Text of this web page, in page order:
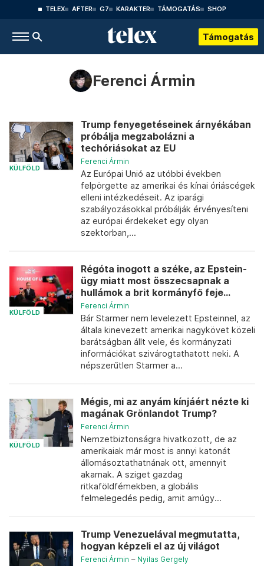
TELEX AFTER G7 KARAKTER TÁMOGATÁS SHOP
Támogatás
Ferenci Ármin
KÜLFÖLD
Trump fenyegetéseinek árnyékában
próbálja megzabolázni a
techóriásokat az EU
Ferenci Ármin
Az Európai Unió az utóbbi években
felpörgette az amerikai és kínai óriáscégek
elleni intézkedéseit. Az iparági
szabályozásokkal próbálják érvényesíteni
az európai érdekeket egy olyan
szektorban,...
KÜLFÖLD
Régóta inogott a széke, az Epstein-
ügy miatt most összecsapnak a
hullámok a brit kormányfő feje...
Ferenci Ármin
Bár Starmer nem levelezett Epsteinnel, az
általa kinevezett amerikai nagykövet közeli
barátságban állt vele, és kormányzati
információkat szivárogtathatott neki. A
népszerűtlen Starmer a...
KÜLFÖLD
Mégis, mi az anyám kínjáért nézte ki
magának Grönlandot Trump?
Ferenci Ármin
Nemzetbiztonságra hivatkozott, de az
amerikaiak már most is annyi katonát
állomásoztathatnának ott, amennyit
akarnak. A sziget gazdag
ritkaföldfémekben, a globális
felmelegedés pedig, amit amúgy...
Trump Venezuelával megmutatta,
hogyan képzeli el az új világot
Ferenci Ármin – Nyilas Gergely